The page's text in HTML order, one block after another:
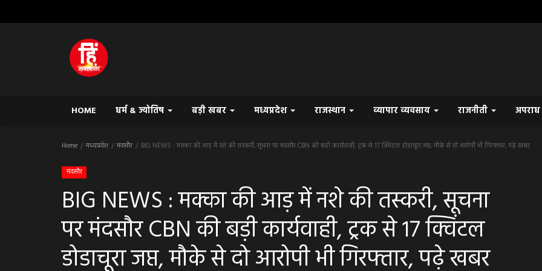
HOME धर्म & ज्योतिष बड़ी खबर मध्यप्रदेश राजस्थान व्यापार व्यवसाय राजनीती अपराध
Home मध्यप्रदेश मंदसौर BIG NEWS : मक्का की आड़ में नशे की तस्करी, सूचना पर मंदसौर CBN की बड़ी कार्यवाही, ट्रक से 17 क्विंटल डोडाचूरा जप्त, मौके से दो आरोपी भी गिरफ्तार, पढ़े खबर
मंदसौर
BIG NEWS : मक्का की आड़ में नशे की तस्करी, सूचना
पर मंदसौर CBN की बड़ी कार्यवाही, ट्रक से 17 क्विंटल
डोडाचूरा जप्त, मौके से दो आरोपी भी गिरफ्तार, पढ़े खबर